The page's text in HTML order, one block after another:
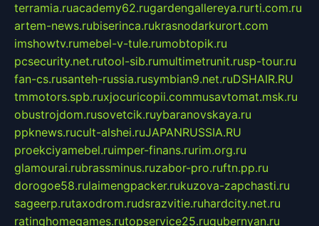
terramia.ruacademy62.rugardengallereya.rurti.com.ru
artem-news.rubiserinca.rukrasnodarkurort.com
imshowtv.rumebel-v-tule.rumobtopik.ru
pcsecurity.net.rutool-sib.rumultimetrunit.rusp-tour.ru
fan-cs.rusanteh-russia.rusymbian9.net.ruDSHAIR.RU
tmmotors.spb.ruxjocuricopii.commusavtomat.msk.ru
obustrojdom.rusovetcik.ruybaranovskaya.ru
ppknews.rucult-alshei.ruJAPANRUSSIA.RU
proekciyamebel.ruimper-finans.rurim.org.ru
glamourai.rubrassminus.ruzabor-pro.ruftn.pp.ru
dorogoe58.rulaimengpacker.rukuzova-zapchasti.ru
sageerp.rutaxodrom.rudsrazvitie.ruhardcity.net.ru
ratinghomegames.rutopservice25.rugubernyan.ru